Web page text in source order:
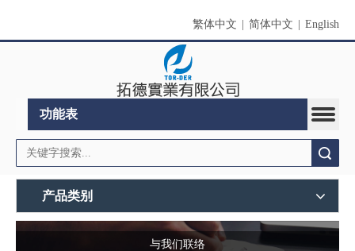
繁体中文 简体中文 English
功能表
产品类别
与我们联络